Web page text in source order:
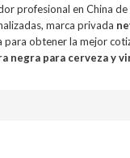
profesional en China de
marca privada
obtener la mejor
negra para cerveza y